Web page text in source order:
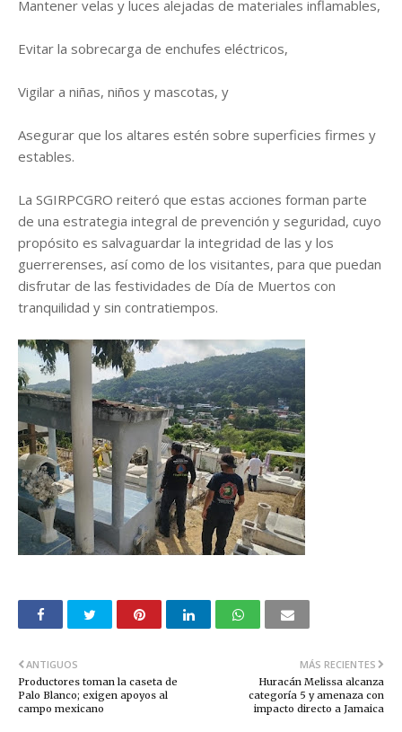
Mantener velas y luces alejadas de materiales inflamables,
Evitar la sobrecarga de enchufes eléctricos,
Vigilar a niñas, niños y mascotas, y
Asegurar que los altares estén sobre superficies firmes y
estables.
La SGIRPCGRO reiteró que estas acciones forman parte
de una estrategia integral de prevención y seguridad, cuyo
propósito es salvaguardar la integridad de las y los
guerrerenses, así como de los visitantes, para que puedan
disfrutar de las festividades de Día de Muertos con
tranquilidad y sin contratiempos.
MÁS RECIENTES
Huracán Melissa alcanza
categoría 5 y amenaza con
impacto directo a Jamaica
ANTIGUOS
Productores toman la caseta de
Palo Blanco; exigen apoyos al
campo mexicano